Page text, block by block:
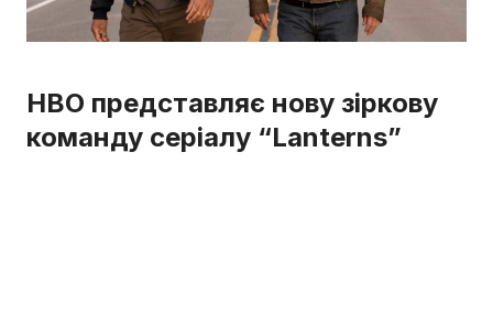
HBO представляє нову зіркову
команду серіалу “Lanterns”